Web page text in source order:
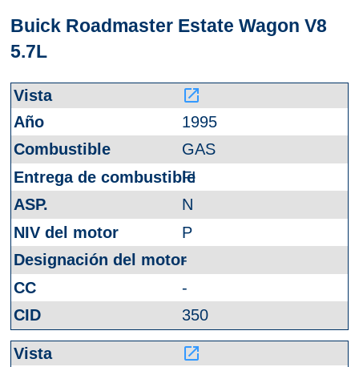
Buick Roadmaster Estate Wagon V8
5.7L
launch
1995
GAS
FI
N
P
-
-
350
launch